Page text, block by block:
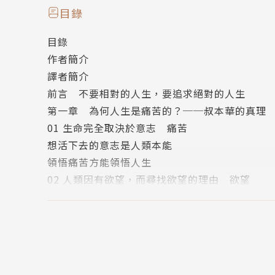
姜龍洙 강용수
高麗大學哲學研究所的研究員，並在該校任教。
在德國維爾茨堡大學獲得博士學位，思考了很長
學生時代被叔本華的作品深深打動，決定繼續研
講座中，他一直以叔本華和尼采的哲學為基礎，
二〇〇二年，他的博士論文《尼采文化哲學》被
的任務」。二〇一四年，提出「叔本華幸福論」
關係達到真正幸福的方法。
二〇一五年，叔本華的哲學諮商和尼采的哲學諮
身為高麗大學哲學重點研究所的研究教授，他對
目錄
目錄
作者簡介
譯者簡介
前言 不要相對的人生，要追求絕對的人生
第一章 為何人生是痛苦的？──叔本華的真理
01 生命完全取決於意志 痛苦
想活下去的意志是人類本能
領悟痛苦方能領悟人生
02 人類因有欲望，而尋找欲望的理由 欲望